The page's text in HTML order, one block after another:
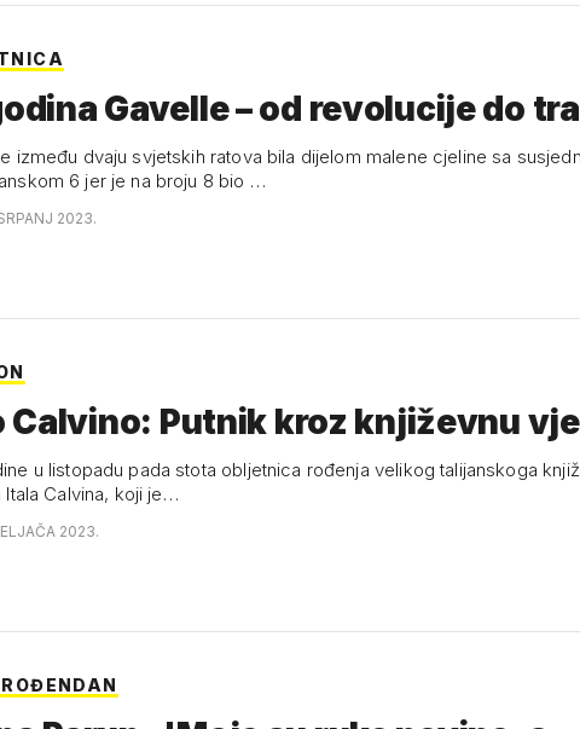
Gavelle – od revolucije do
između dvaju svjetskih ratova bila dijelom malene cjeline sa
6 jer je na broju 8 bio …
2023.
Calvino: Putnik kroz književnu
u listopadu pada stota obljetnica rođenja velikog talijanskoga
Itala Calvina, koji je…
2023.